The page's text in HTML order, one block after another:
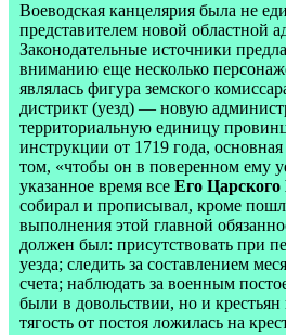
Воеводская канцелярия была не
представителем новой областной
Законодательные источники
вниманию еще несколько
являлась фигура земского
дистрикт (уезд) — новую
территориальную единицу
инструкции от 1719 года, основная
том, «чтобы он в поверенном ему
указанное время все Его Царского
собирал и прописывал, кроме
выполнения этой главной
должен был: присутствовать при
уезда; следить за составлением
счета; наблюдать за военным
были в довольствии, но и
тягость от постоя ложилась на